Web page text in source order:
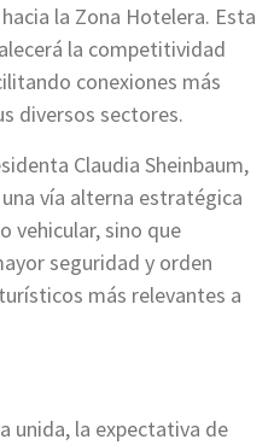
la Zona Hotelera. Esta
la competitividad
conexiones más
diversos sectores.
Claudia Sheinbaum,
vía alterna estratégica
vehicular, sino que
seguridad y orden
más relevantes a
unida, la expectativa de